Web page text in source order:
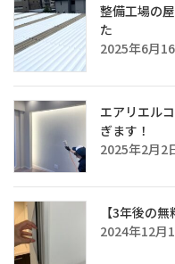
整備工場の
た
2025年6月
エアリエル
ぎます！
2025年2月2
【3年後の
2024年12月